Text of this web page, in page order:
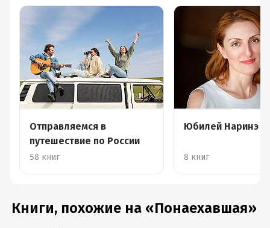
Отправляемся в
путешествие по России
58 книг
Юбилей Наринэ
8 книг
Книги, похожие на «Понаехавшая»